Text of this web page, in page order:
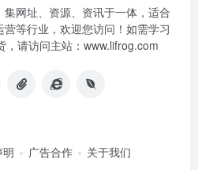
网址、资源、资讯于一体，适合
等行业，欢迎您访问！如需学习
，请访问主站：www.lifrog.com
广告合作 关于我们